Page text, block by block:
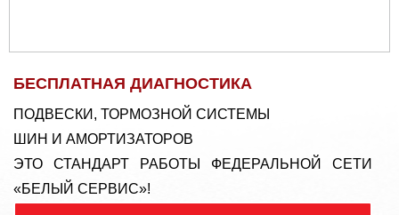
БЕСПЛАТНАЯ ДИАГНОСТИКА
ПОДВЕСКИ, ТОРМОЗНОЙ СИСТЕМЫ
ШИН И АМОРТИЗАТОРОВ
ЭТО СТАНДАРТ РАБОТЫ ФЕДЕРАЛЬНОЙ СЕТИ
«БЕЛЫЙ СЕРВИС»!